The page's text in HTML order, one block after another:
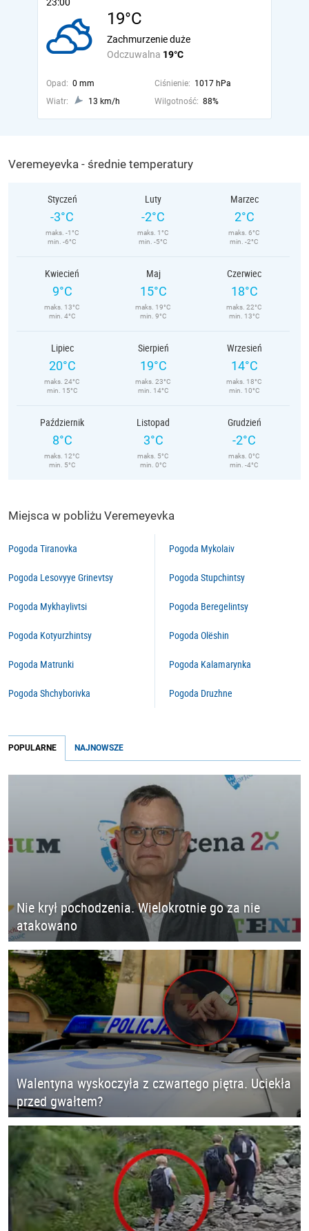
19°C
Odczuwalna 19°C
Zachmurzenie duże
Opad: 0 mm Ciśnienie: 1017 hPa
Wiatr:
13 km/h Wilgotność: 88%
Veremeyevka - średnie temperatury
Styczeń
-3°C
maks. -1°C
min. -6°C
Luty
-2°C
maks. 1°C
min. -5°C
Marzec
2°C
maks. 6°C
min. -2°C
Kwiecień
9°C
maks. 13°C
min. 4°C
Maj
15°C
maks. 19°C
min. 9°C
Czerwiec
18°C
maks. 22°C
min. 13°C
Lipiec
20°C
maks. 24°C
min. 15°C
Sierpień
19°C
maks. 23°C
min. 14°C
Wrzesień
14°C
maks. 18°C
min. 10°C
Październik
8°C
maks. 12°C
min. 5°C
Listopad
3°C
maks. 5°C
min. 0°C
Grudzień
-2°C
maks. 0°C
min. -4°C
Miejsca w pobliżu Veremeyevka
Pogoda Tiranovka
Pogoda Lesovyye Grinevtsy
Pogoda Mykhaylivtsi
Pogoda Kotyurzhintsy
Pogoda Matrunki
Pogoda Shchyborivka
Pogoda Mykolaiv
Pogoda Stupchintsy
Pogoda Beregelintsy
Pogoda Olëshin
Pogoda Kalamarynka
Pogoda Druzhne
POPULARNE NAJNOWSZE
Nie krył pochodzenia. Wielokrotnie go za nie
atakowano
Walentyna wyskoczyła z czwartego piętra. Uciekła
przed gwałtem?